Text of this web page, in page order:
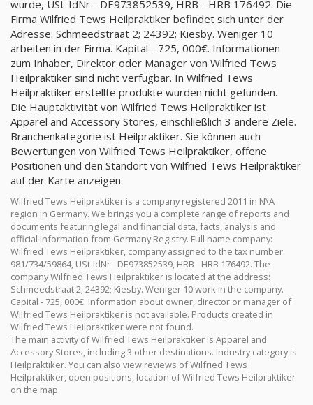
wurde, USt-IdNr - DE973852539, HRB - HRB 176492. Die
Firma Wilfried Tews Heilpraktiker befindet sich unter der
Adresse: Schmeedstraat 2; 24392; Kiesby. Weniger 10
arbeiten in der Firma. Kapital - 725, 000€. Informationen
zum Inhaber, Direktor oder Manager von Wilfried Tews
Heilpraktiker sind nicht verfügbar. In Wilfried Tews
Heilpraktiker erstellte produkte wurden nicht gefunden.
Die Hauptaktivität von Wilfried Tews Heilpraktiker ist
Apparel and Accessory Stores, einschließlich 3 andere Ziele.
Branchenkategorie ist Heilpraktiker. Sie können auch
Bewertungen von Wilfried Tews Heilpraktiker, offene
Positionen und den Standort von Wilfried Tews Heilpraktiker
auf der Karte anzeigen.
Wilfried Tews Heilpraktiker is a company registered 2011 in N\A
region in Germany. We brings you a complete range of reports and
documents featuring legal and financial data, facts, analysis and
official information from Germany Registry. Full name company:
Wilfried Tews Heilpraktiker, company assigned to the tax number
981/734/59864, USt-IdNr - DE973852539, HRB - HRB 176492. The
company Wilfried Tews Heilpraktiker is located at the address:
Schmeedstraat 2; 24392; Kiesby. Weniger 10 work in the company.
Capital - 725, 000€. Information about owner, director or manager of
Wilfried Tews Heilpraktiker is not available. Products created in
Wilfried Tews Heilpraktiker were not found.
The main activity of Wilfried Tews Heilpraktiker is Apparel and
Accessory Stores, including 3 other destinations. Industry category is
Heilpraktiker. You can also view reviews of Wilfried Tews
Heilpraktiker, open positions, location of Wilfried Tews Heilpraktiker
on the map.